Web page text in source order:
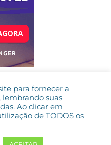
das 9h às 17h |
para fornecer a
lembrando suas
Ao clicar em
de TODOS os